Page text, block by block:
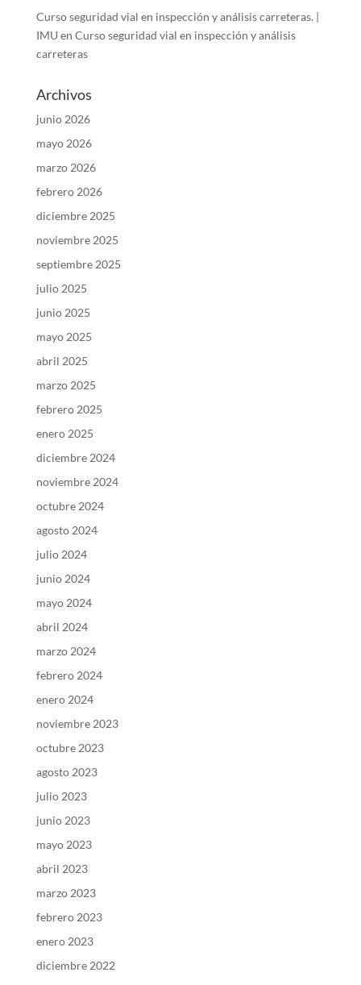
Curso seguridad vial en inspección y análisis carreteras. |
IMU en Curso seguridad vial en inspección y análisis
carreteras
Archivos
junio 2026
mayo 2026
marzo 2026
febrero 2026
diciembre 2025
noviembre 2025
septiembre 2025
julio 2025
junio 2025
mayo 2025
abril 2025
marzo 2025
febrero 2025
enero 2025
diciembre 2024
noviembre 2024
octubre 2024
agosto 2024
julio 2024
junio 2024
mayo 2024
abril 2024
marzo 2024
febrero 2024
enero 2024
noviembre 2023
octubre 2023
agosto 2023
julio 2023
junio 2023
mayo 2023
abril 2023
marzo 2023
febrero 2023
enero 2023
diciembre 2022